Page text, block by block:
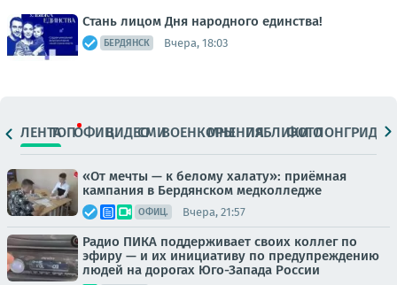
Стань лицом Дня народного единства!
БЕРДЯНСК Вчера, 18:03
ЛЕНТАТОПОФИЦ.ВИДЕОСМИВОЕНКОРЫМНЕНИЯПАБЛИКИ
ФОТОЛОНГРИДЫ
«От мечты — к белому халату»: приёмная
кампания в Бердянском медколледже
ОФИЦ. Вчера, 21:57
Радио ПИКА поддерживает своих коллег по
эфиру — и их инициативу по предупреждению
людей на дорогах Юго-Запада России